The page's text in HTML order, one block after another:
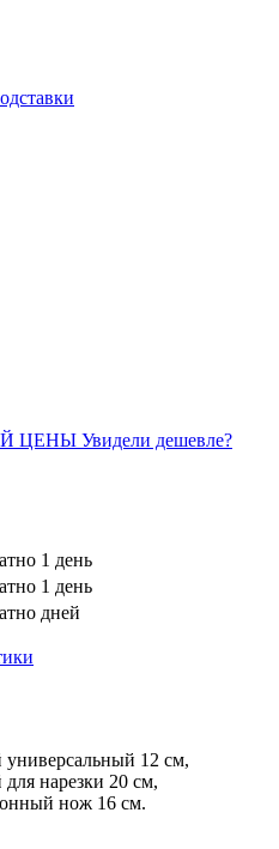
ЦЕНЫ Увидели дешевле?
1 день
1 день
дней
12 см,
нарезки 20 см,
нож 16 см.